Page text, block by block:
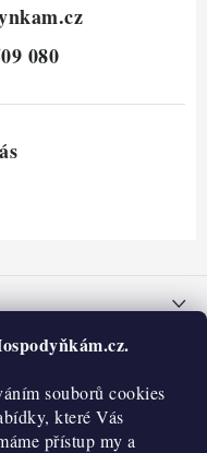
souborů cookies
které Vás
přístup my a
080